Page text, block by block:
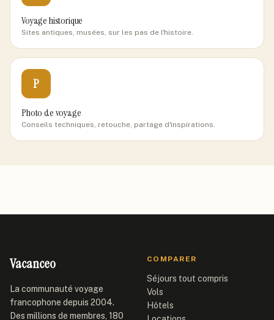
Voyage historique
Sites antiques, musées, sur les pas de l'histoire.
P
Photo de voyage
Conseils techniques, retouche, partage d'inspirations.
Vacanceo
La communauté voyage
francophone depuis 2004.
Des millions de membres, 180
COMPARER
Séjours tout compris
Vols
Hôtels